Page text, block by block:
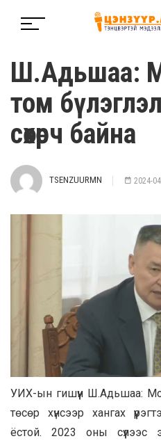
Ш.Адьшаа:
том
сөхөрч байна
TSENZUURMN 2024-
УИХ-ын гишүүн Ш.Адьшаа:
төсөр хүнсээр хангах
ёстой. 2023 оны сүүлээс